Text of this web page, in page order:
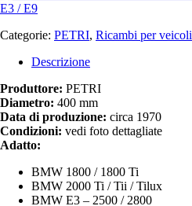
Categorie: PETRI, Ricambi per veicoli
Descrizione
Produttore: PETRI
Diametro: 400 mm
Data di produzione: circa 1970
Condizioni: vedi foto dettagliate
Adatto:
BMW 1800 / 1800 Ti
BMW 2000 Ti / Tii / Tilux
BMW E3 – 2500 / 2800